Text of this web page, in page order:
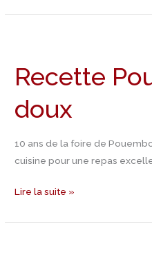
Recette
doux
10 ans de la foire de
cuisine pour une repas
aigre
doux
Lire la suite »